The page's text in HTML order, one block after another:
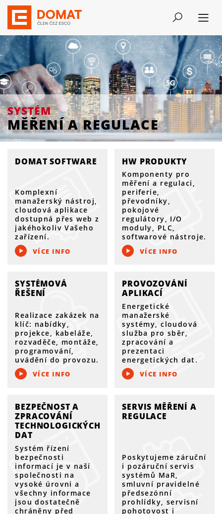
SYSTÉM
MĚŘENÍ A REGULACE
SYSTÉM
MĚŘENÍ A REGULACE
DOMAT SOFTWARE
Komplexní
manažerský nástroj,
cloudová aplikace
dostupná přes web z
jakéhokoliv Vašeho
zařízení.
VÍCE INFO
HW PRODUKTY
Komponenty pro
měření a regulaci,
periferie,
převodníky,
pokojové
regulátory, I/O
moduly, PLC,
softwarové nástroje.
VÍCE INFO
SYSTÉMOVÁ
ŘEŠENÍ
Realizace zakázek na
klíč: nabídky,
projekce, kabeláže,
rozvaděče, montáže,
programování,
uvádění do provozu.
VÍCE INFO
PROVOZOVÁNÍ
APLIKACÍ
Energetické
manažerské
systémy, cloudová
služba pro sběr,
zpracování a
prezentaci
energetických dat.
VÍCE INFO
BEZPEČNOST A
ZPRACOVÁNÍ
TECHNOLOGICKÝCH
DAT
Systém řízení
bezpečnosti
informací je v naší
společnosti na
vysoké úrovni a
všechny informace
jsou dostatečně
chráněny před
SERVIS MĚŘENÍ A
REGULACE
Poskytujeme záruční
i pozáruční servis
systémů MaR,
smluvní pravidelné
předsezónní
prohlídky, servisní
pohotovost i